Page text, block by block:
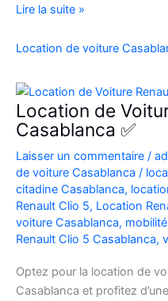
Location
Corsa
Aéroport
|
Location
Voiture
Casablanca
Lire la suite »
Location de voiture
Location de
Casablanca ✅
Laisser un commentaire /
de voiture Casablanca /
citadine Casablanca,
Renault Clio 5, Location
voiture Casablanca,
Renault Clio 5 Casablanca,
Optez pour la location de
Casablanca et profitez